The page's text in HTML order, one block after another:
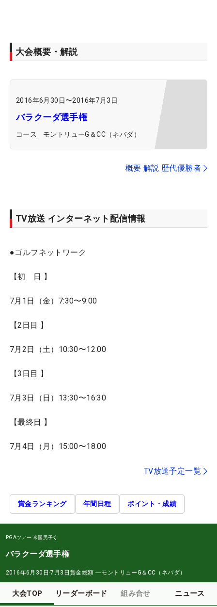
大会概要・解説
2016年6月30日〜2016年7月3日
バラクーダ選手権
コース モントリューG＆CC（ネバダ）
概要 解説 歴代優勝者
TV放送 インターネット配信情報
●ゴルフネットワーク
【初 日 】
7月1日（金）7:30〜9:00
【2日目 】
7月2日（土）10:30〜12:00
【3日目 】
7月3日（日）13:30〜16:30
【最終日 】
7月4日（月）15:00〜18:00
TV放送予定一覧
賞金ランキング 年間日程 ポイント・成績
PGAツアー 米国男子
バラクーダ選手権
2016年6月30日-7月3日賞金総額 ―モントリューG＆CC（ネバダ）
大会TOP リーダーボード 組み合せ ニュース